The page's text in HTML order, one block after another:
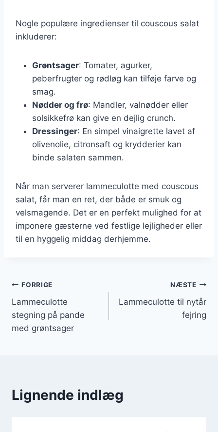
Nogle populære ingredienser til couscous salat
inkluderer:
Grøntsager: Tomater, agurker,
peberfrugter og rødløg kan tilføje farve og
smag.
Nødder og frø: Mandler, valnødder eller
solsikkefrø kan give en dejlig crunch.
Dressinger: En simpel vinaigrette lavet af
olivenolie, citronsaft og krydderier kan
binde salaten sammen.
Når man serverer lammeculotte med couscous
salat, får man en ret, der både er smuk og
velsmagende. Det er en perfekt mulighed for at
imponere gæsterne ved festlige lejligheder eller
til en hyggelig middag derhjemme.
Indlægsnavigation
FORRIGE
Lammeculotte
stegning på pande
med grøntsager
NÆSTE
Lammeculotte til nytår
fejring
Lignende indlæg